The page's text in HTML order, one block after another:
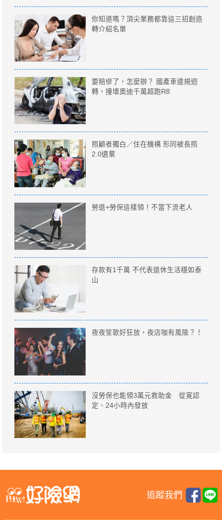
你知道嗎？頂尖業務都靠這三招創造
轉介紹名單
要賠慘了，怎麼辦？ 國產車違規迴
轉，撞壞奧迪千萬超跑R8
照顧者獨白／住在機構 形同被長照
2.0遺棄
勞退+勞保這樣領！不當下流老人
存款有1千萬 不代表退休生活穩如泰
山
夜夜笙歌好狂放，夜店咖有風險？！
沒勞保也能領3萬元救助金 從寛認
定、24小時內發放
追蹤我們